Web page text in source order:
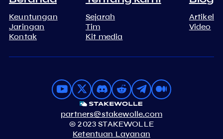
Keuntungan
Jaringan
Kontak
Sejarah
Tim
Kit media
Artikel
Video
partners@stakewolle.com
© 2023 STAKEWOLLE
Ketentuan Layanan